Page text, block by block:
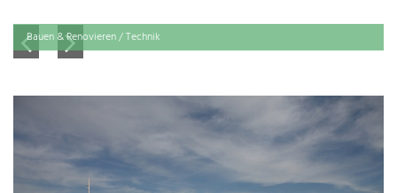
Bauen & Renovieren / Technik